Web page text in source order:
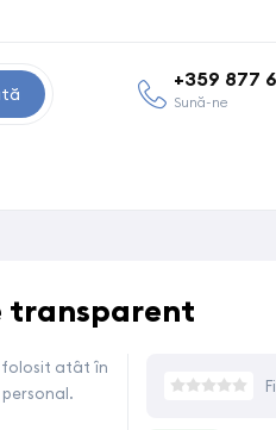
+359 877
Sună-ne
transparent
folosit atât în